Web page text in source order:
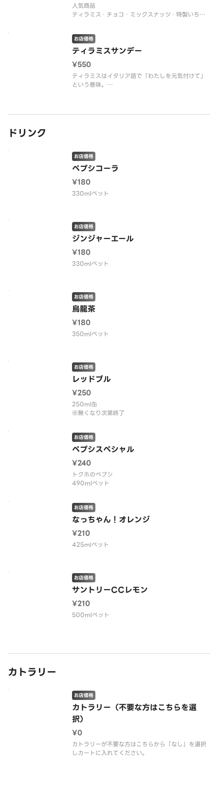
人気商品
ティラミス・チョコ・ミックスナッツ・特製いちご
高さ 約7.5cm
内径 約13cm
ティラミスサンデー
お店価格
¥550
ティラミスはイタリア語で「わたしを元気付けて」
という意味。
ドリンク
ペプシコーラ
お店価格
¥180
330mlペット
ジンジャーエール
お店価格
¥180
330mlペット
烏龍茶
お店価格
¥180
350mlペット
レッドブル
お店価格
¥250
250ml缶
※無くなり次第終了
ペプシスペシャル
お店価格
¥240
トクホのペプシ
490mlペット
なっちゃん！オレンジ
お店価格
¥210
425mlペット
サントリーCCレモン
お店価格
¥210
500mlペット
カトラリー
カトラリー（不要な方はこちらを選
択）
お店価格
¥0
カトラリーが不要な方はこちらから「なし」を選択
しカートに入れてください。